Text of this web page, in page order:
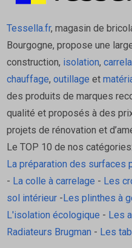
Tessella.fr, magasin de
Bourgogne, propose une
construction, isolation,
chauffage, outillage et
des produits de marques
qualité et proposés à des
projets de rénovation et
Le TOP 10 de nos catégories:
La préparation des surfaces
- La colle à carrelage - Les
sol intérieur-Les plinthes à
L'isolation écologique - Les
Radiateurs Brugman - Les